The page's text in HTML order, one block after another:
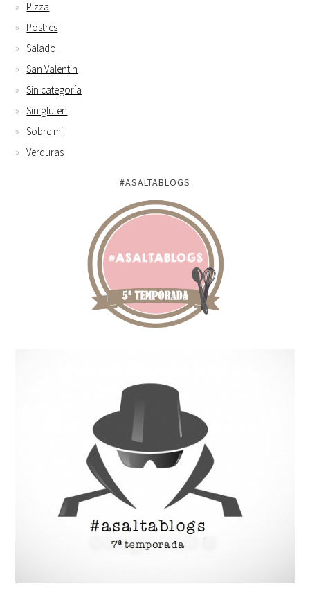
Pizza
Postres
Salado
San Valentin
Sin categoría
Sin gluten
Sobre mi
Verduras
#ASALTABLOGS